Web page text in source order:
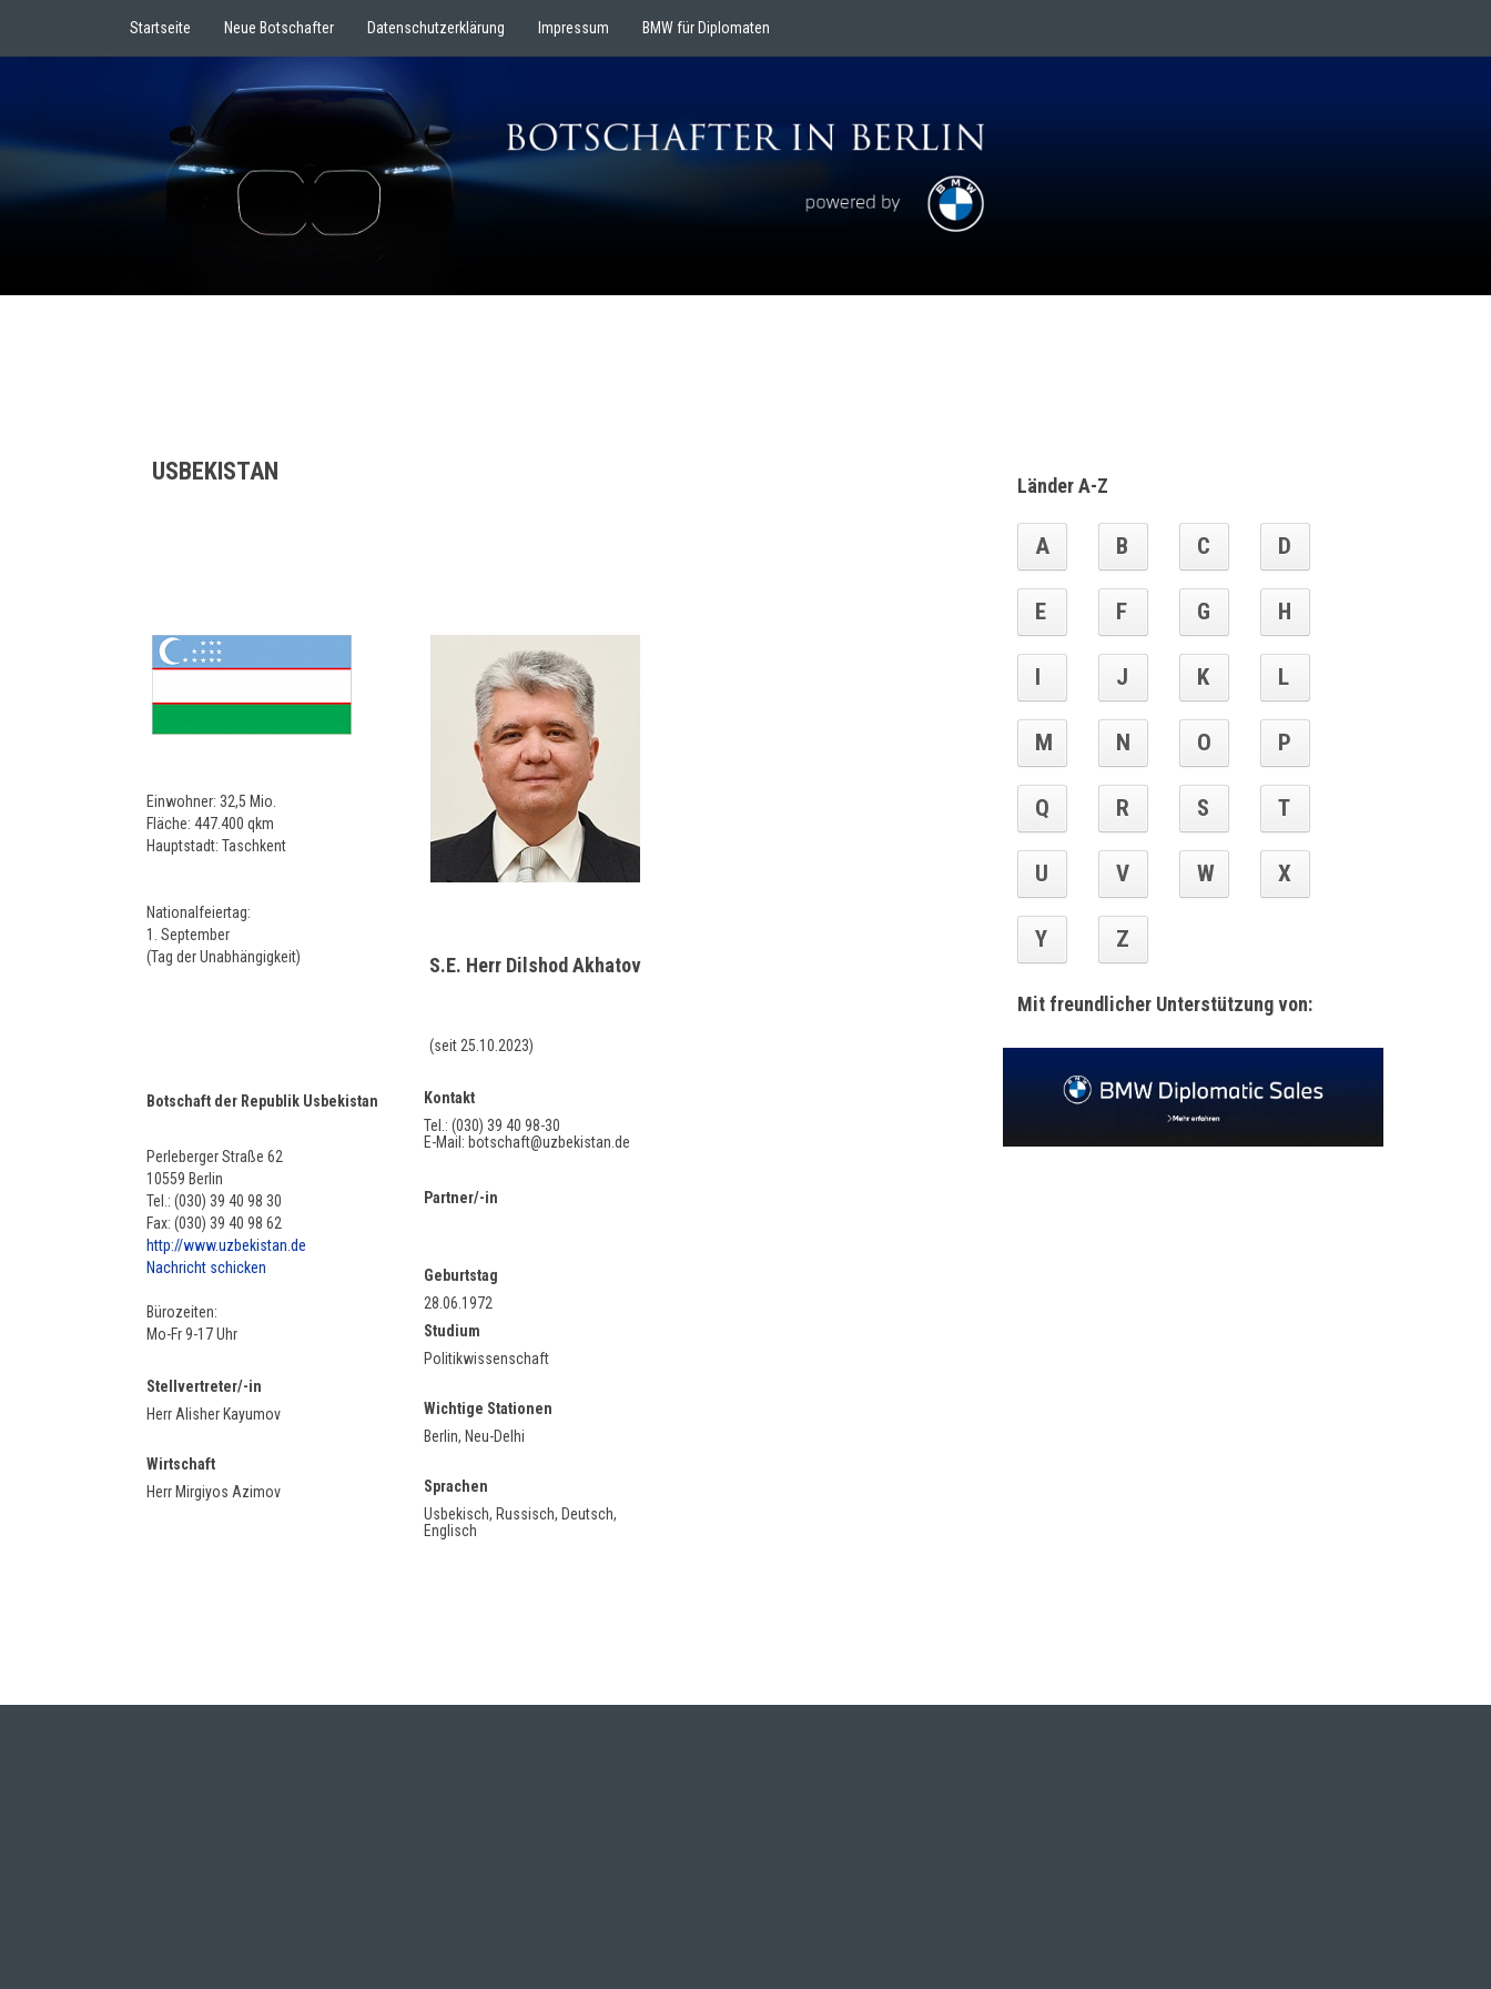
Startseite Neue Botschafter Datenschutzerklärung Impressum BMW für Diplomaten
BOTSCHAFTER IN BERLIN
USBEKISTAN
Einwohner: 32,5 Mio.
Fläche: 447.400 qkm
Hauptstadt: Taschkent
Nationalfeiertag:
1. September
(Tag der Unabhängigkeit)
S.E. Herr Dilshod Akhatov
(seit 25.10.2023)
Botschaft der Republik Usbekistan
Perleberger Straße 62
10559 Berlin
Tel.: (030) 39 40 98 30
Fax: (030) 39 40 98 62
http://www.uzbekistan.de
Nachricht schicken
Bürozeiten:
Mo-Fr 9-17 Uhr
Stellvertreter/-in
Herr Alisher Kayumov
Wirtschaft
Herr Mirgiyos Azimov
Kontakt
Tel.: (030) 39 40 98-30
E-Mail: botschaft@uzbekistan.de
Partner/-in
Geburtstag
28.06.1972
Studium
Politikwissenschaft
Wichtige Stationen
Berlin, Neu-Delhi
Sprachen
Usbekisch, Russisch, Deutsch,
Englisch
Länder A-Z
A B C D
E F G H
I J K L
M N O P
Q R S T
U V W X
Y Z
Mit freundlicher Unterstützung von: